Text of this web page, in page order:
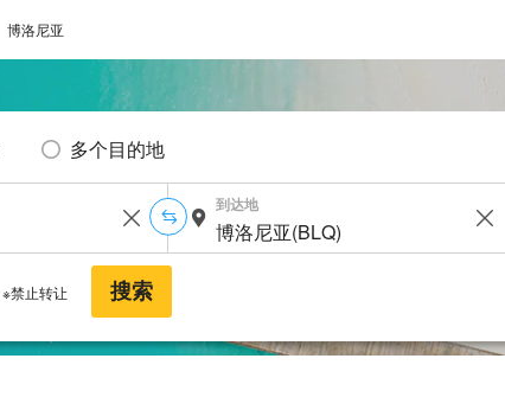
博洛尼亚
多个目的地
到达地
※禁止转让 搜索